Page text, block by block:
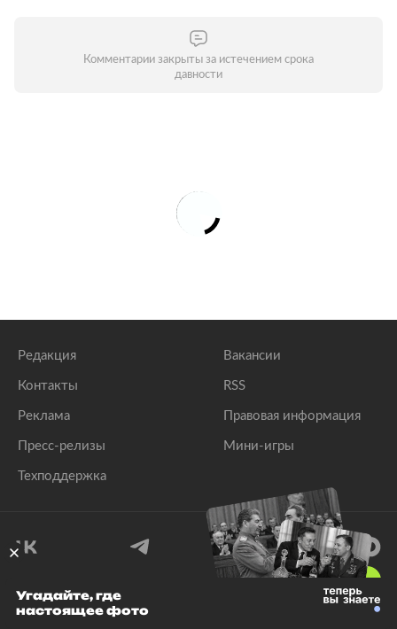
Комментарии закрыты за истечением срока
давности
Редакция
Контакты
Реклама
Пресс-релизы
Техподдержка
Вакансии
RSS
Правовая информация
Мини-игры
© 1999–2026 Все права защищены.
Угадайте, где
настоящее фото